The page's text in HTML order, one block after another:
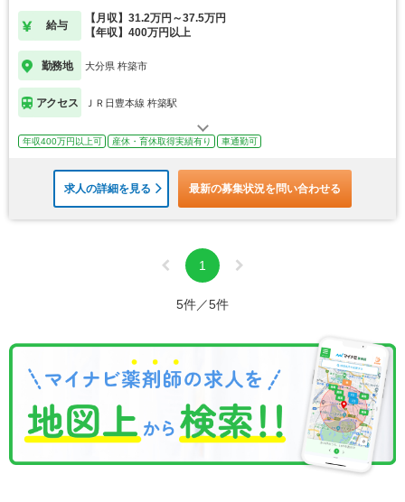
給与
【月収】31.2万円～37.5万円
【年収】400万円以上
勤務地 大分県 杵築市
アクセス ＪＲ日豊本線 杵築駅
年収400万円以上可 産休・育休取得実績有り 車通勤可
求人の詳細を見る 最新の募集状況を問い合わせる
1
5件／5件